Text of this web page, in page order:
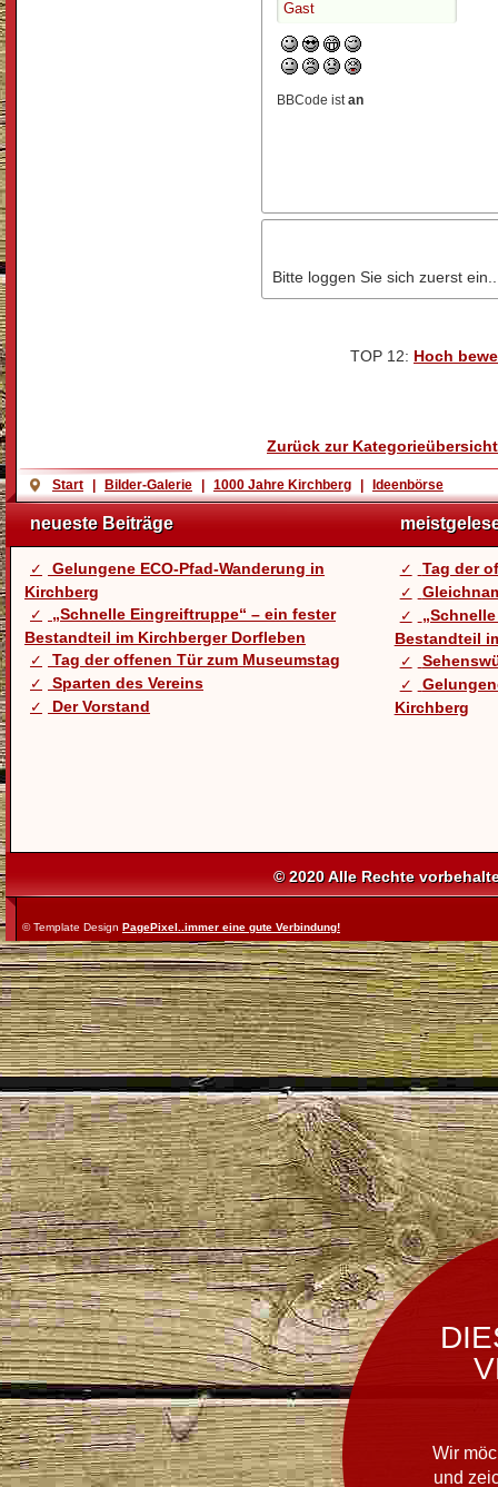
BBCode istan
Bitte loggen Sie sich zuerst
TOP 12: Hoch
Zurück zur Kategorieübersicht
Start | Bilder-Galerie | 1000 Jahre Kirchberg | Ideenbörse
neueste Beiträge
Gelungene ECO-Pfad-Wanderung in
Kirchberg
„Schnelle Eingreiftruppe“ – ein fester
Bestandteil im Kirchberger Dorfleben
Tag der offenen Tür zum Museumstag
Sparten des Vereins
Der Vorstand
Tag der
Bestandteil
Kirchberg
© 2020 Alle Rechte
© Template Design PagePixel..immer eine gute Verbindung!
Wir
und